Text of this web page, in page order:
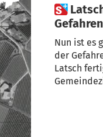
 Latsch: So schaut der
Nun ist es
der
Latsch